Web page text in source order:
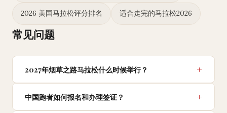
2026 美国马拉松评分排名 适合走完的马拉松2026
常见问题
2027年烟草之路马拉松什么时候举行？
中国跑者如何报名和办理签证？